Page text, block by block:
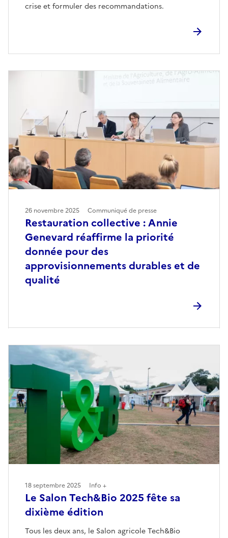
crise et formuler des recommandations.
Restauration collective : Annie
Genevard réaffirme la priorité
donnée pour des
approvisionnements durables et de
qualité
26 novembre 2025 Communiqué de presse
Le Salon Tech&Bio 2025 fête sa
dixième édition
Tous les deux ans, le Salon agricole Tech&Bio
18 septembre 2025 Info +